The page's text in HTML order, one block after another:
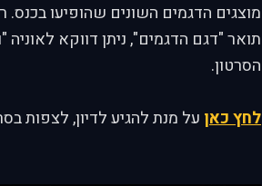
מוצגים הדגמים השונים שהופיעו
הסרטון.
לחץ כאן על מנת להגיע לדיון, לצפות